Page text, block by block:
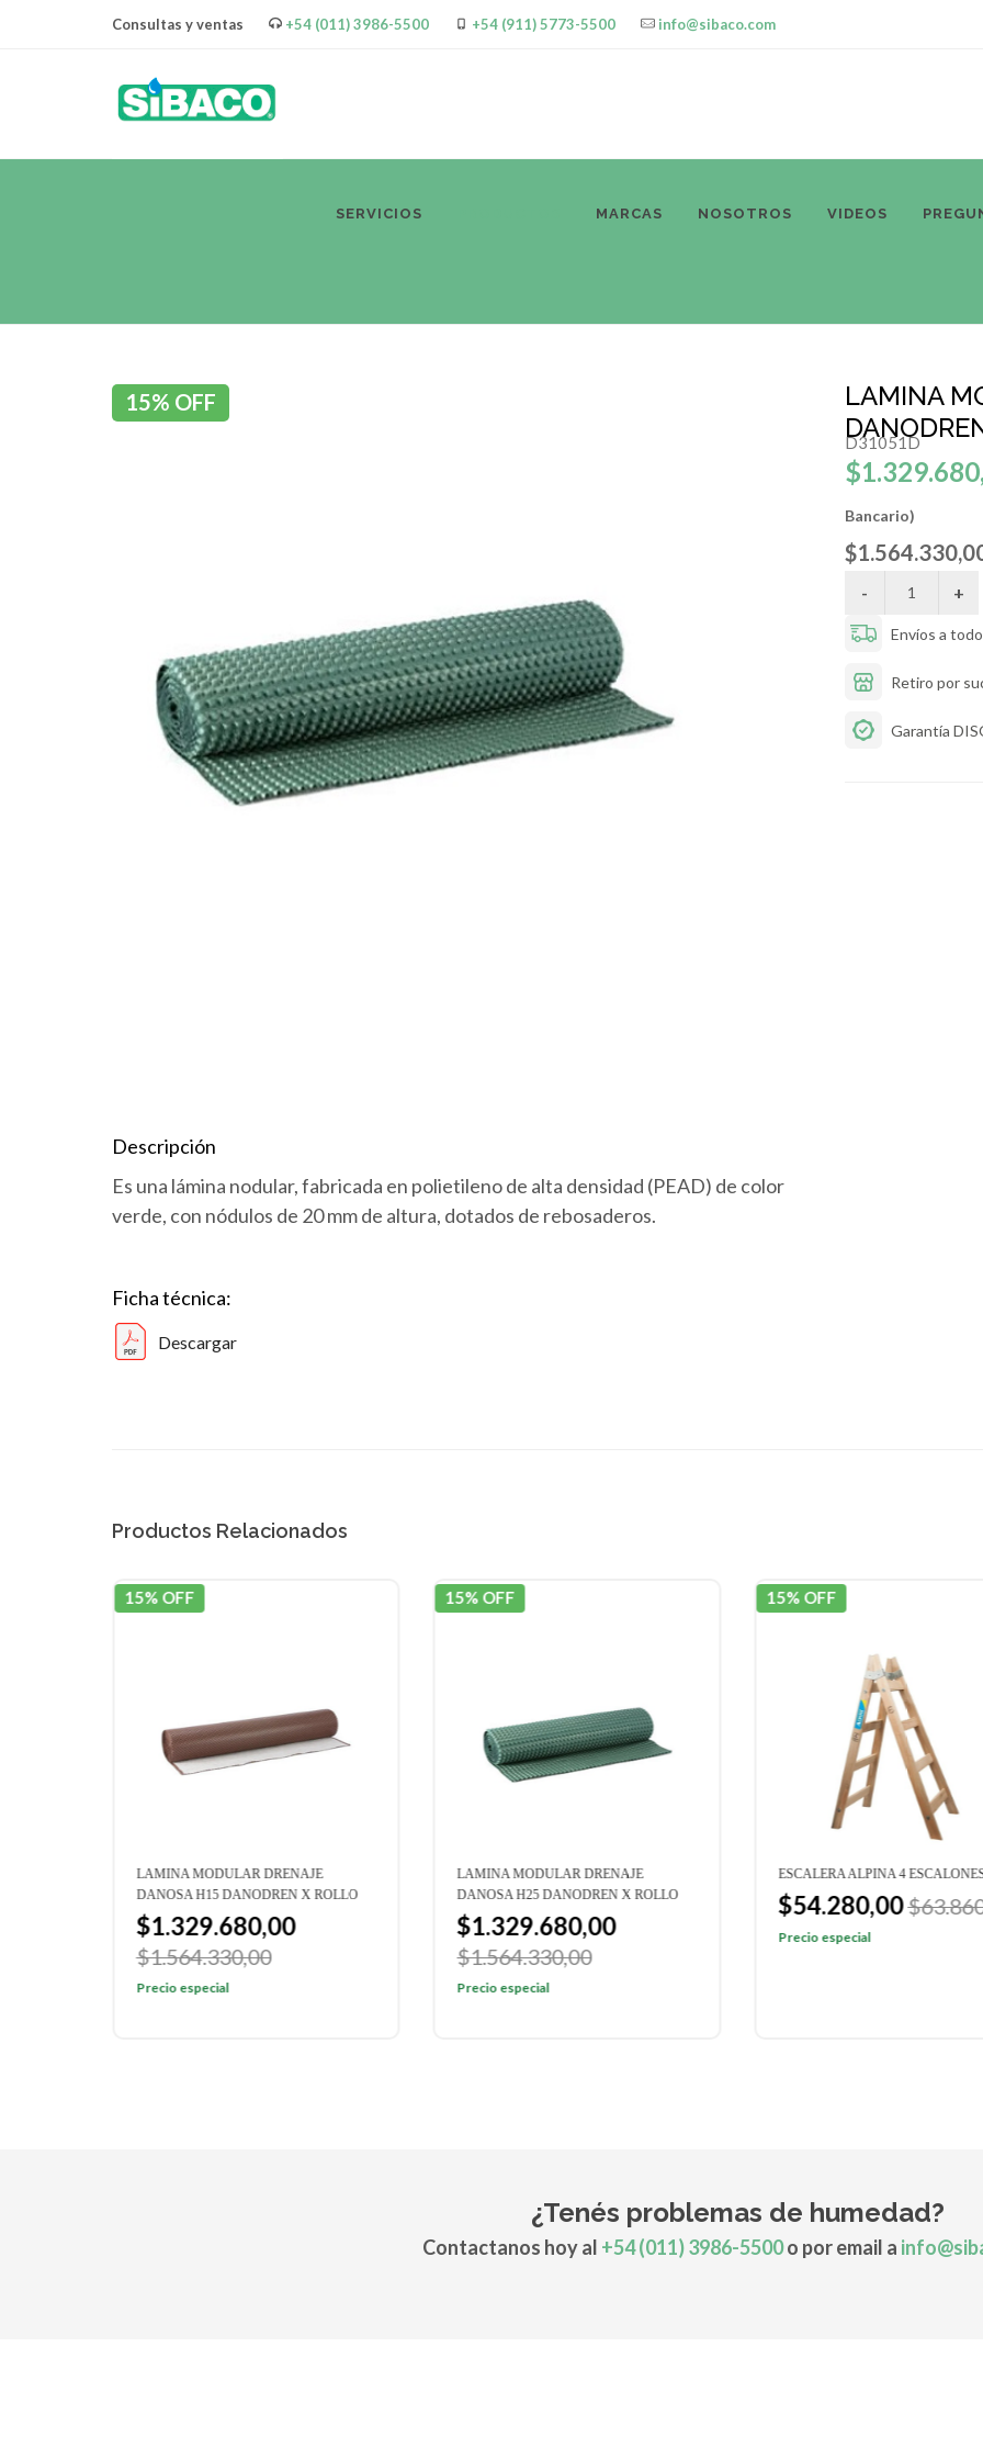
Consultas y ventas +54 (011) 3986-5500 +54 (911) 5773-5500 info@sibaco.com
SERVICIOS MARCAS NOSOTROS VIDEOS
15% OFF
Descripción
Es una lámina nodular, fabricada en polietileno de alta densidad (PEAD) de color
verde, con nódulos de 20 mm de altura, dotados de rebosaderos.
Ficha técnica:
Descargar
LAMINA
D31051D
Bancario)
Envíos a
Retiro por
Garantía
Productos Relacionados
15% OFF
LAMINA MODULAR DRENAJE
DANOSA H15 DANODREN X ROLLO
$1.329.680,00
$1.564.330,00
Precio especial
15% OFF
LAMINA MODULAR DRENAJE
DANOSA H25 DANODREN X ROLLO
$1.329.680,00
$1.564.330,00
Precio especial
15% OFF
ESCALERA ALPINA 4
$54.280,00
Precio especial
¿Tenés problemas de humedad?
Contactanos hoy al +54 (011) 3986-5500o por email a